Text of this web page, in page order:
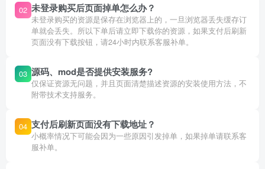
02 未登录购买后页面掉单怎么办？
未登录购买的资源是保存在浏览器上的，一旦浏览器丢失缓存订
单就会丢失。所以下单后请立即下载你的资源，如果支付后刷新
页面没有下载按钮，请24小时内联系客服补单。
03 源码、mod是否提供安装服务?
仅保证资源无问题，并且页面清楚描述资源的安装使用方法，不
附带技术支持服务。
04 支付后刷新页面没有下载地址？
小概率情况下可能会因为一些原因引发掉单，如果掉单请联系客
服补单。